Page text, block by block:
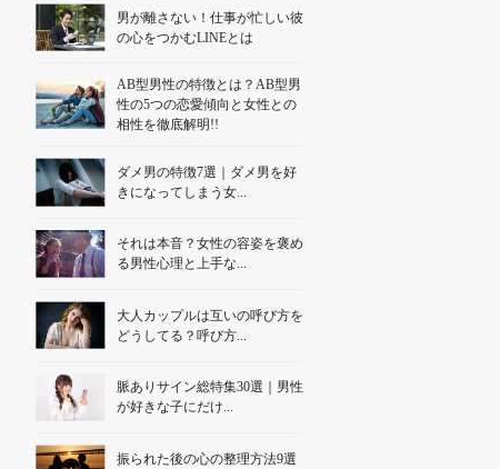
男が離さない！仕事が忙しい彼
の心をつかむLINEとは
AB型男性の特徴とは？AB型男
性の5つの恋愛傾向と女性との
相性を徹底解明!!
ダメ男の特徴7選｜ダメ男を好
きになってしまう女...
それは本音？女性の容姿を褒め
る男性心理と上手な...
大人カップルは互いの呼び方を
どうしてる？呼び方...
脈ありサイン総特集30選｜男性
が好きな子にだけ...
振られた後の心の整理方法9選